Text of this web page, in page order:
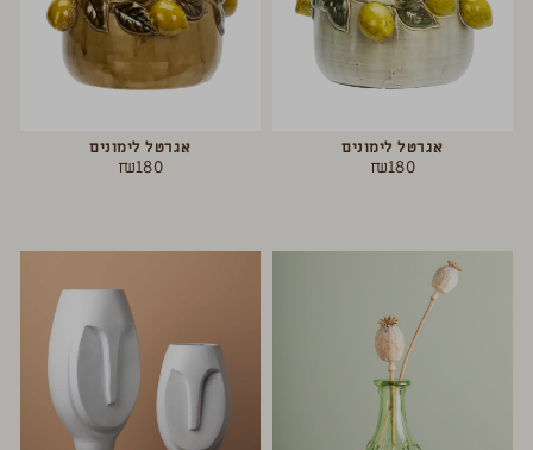
אגרטל לימונים
₪180
אגרטל לימונים
₪180